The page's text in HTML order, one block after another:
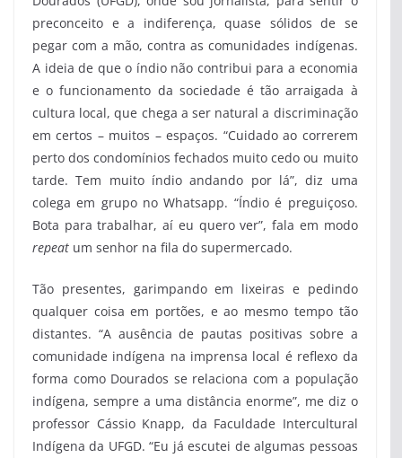
preconceito e a indiferença, quase sólidos de se
pegar com a mão, contra as comunidades indígenas.
A ideia de que o índio não contribui para a economia
e o funcionamento da sociedade é tão arraigada à
cultura local, que chega a ser natural a discriminação
em certos – muitos – espaços. “Cuidado ao correrem
perto dos condomínios fechados muito cedo ou muito
tarde. Tem muito índio andando por lá”, diz uma
colega em grupo no Whatsapp. “Índio é preguiçoso.
Bota para trabalhar, aí eu quero ver”, fala em modo
repeat um senhor na fila do supermercado.
Tão presentes, garimpando em lixeiras e pedindo
qualquer coisa em portões, e ao mesmo tempo tão
distantes. “A ausência de pautas positivas sobre a
comunidade indígena na imprensa local é reflexo da
forma como Dourados se relaciona com a população
indígena, sempre a uma distância enorme”, me diz o
professor Cássio Knapp, da Faculdade Intercultural
Indígena da UFGD. “Eu já escutei de algumas pessoas